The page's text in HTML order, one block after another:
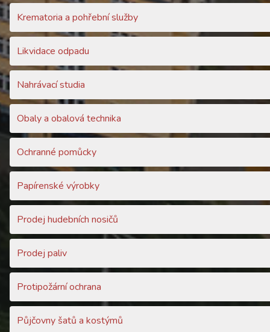
Krematoria a pohřební služby
Likvidace odpadu
Nahrávací studia
Obaly a obalová technika
Ochranné pomůcky
Papírenské výrobky
Prodej hudebních nosičů
Prodej paliv
Protipožární ochrana
Půjčovny šatů a kostýmů